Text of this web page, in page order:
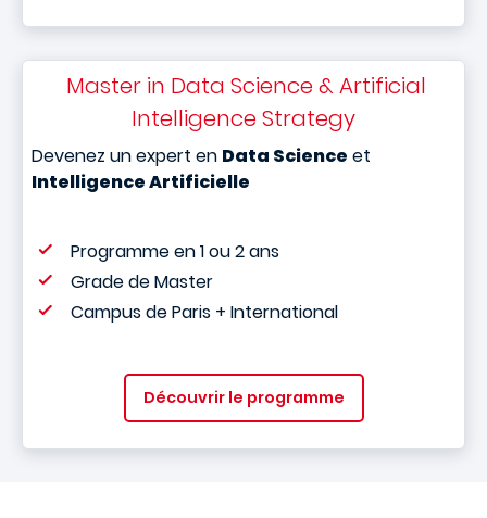
Master in Data Science & Artificial
Intelligence Strategy
Devenez un expert en Data Science et
Intelligence Artificielle
Programme en 1 ou 2 ans
Grade de Master
Campus de Paris + International
Découvrir le programme